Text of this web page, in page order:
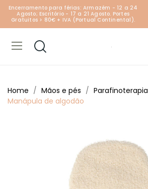
Encerramento para férias: Armazém - 12 a 24
Agosto; Escritório - 17 a 21 Agosto. Portes
Gratuitos > 80€ + IVA (Portual Continental).
Home Mãos e pés Parafinoterapia
Manápula de algodão